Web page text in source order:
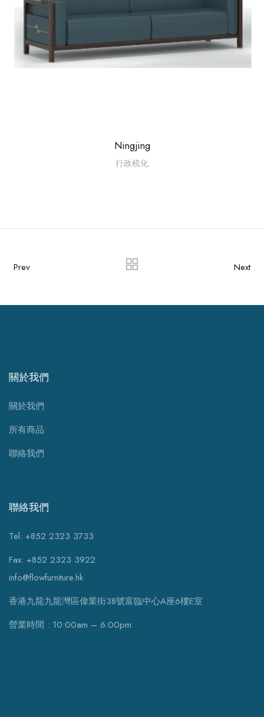
Ningjing
行政梳化
Prev Next
關於我們
關於我們
所有商品
聯絡我們
聯絡我們
Tel: +852 2323 3733
Fax: +852 2323 3922
info@flowfurniture.hk
香港九龍九龍灣區偉業街38號富臨中心A座6樓E室
營業時間 : 10:00am – 6:00pm